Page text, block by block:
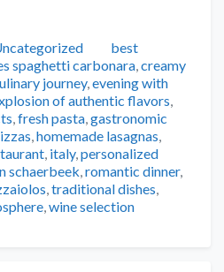
Tags
best
spaghetti carbonara,creamy
journey,evening with
of authentic flavors,
,fresh pasta,gastronomic
,homemade lasagnas,
, italy,personalized
schaerbeek,romantic dinner,
,traditional dishes,
,wine selection